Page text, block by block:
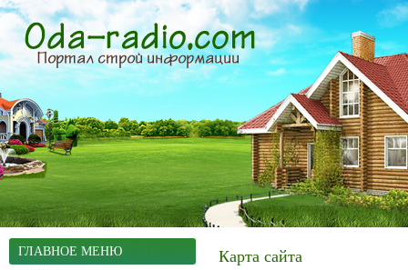
ГЛАВНОЕ МЕНЮ
Карта сайта